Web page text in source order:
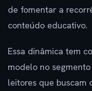
de fomentar a
conteúdo educativo.
Essa dinâmica tem
modelo no
leitores que buscam